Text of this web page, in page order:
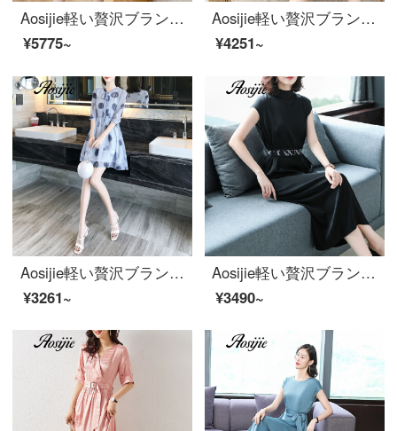
Aosijie軽い贅沢ブランドの婦人服の重さはシルクプリントのワンピース女性の2020夏の新型の腰を収めて明らかにやせて腹の中で長い項の桑蚕糸のスカートの黒色Lを遮ります。
¥5775~
Aosijie軽い贅沢ブランドの婦人服の網網の花の小さいVネックのワンピース2020夏の新型は腰を収めて明らかにやせている熟している風があって尻のスカートの気質の女神範一歩のスカートのピクチャーの色Mを包みます。
¥4251~
Aosijie軽い贅沢ブランドの婦人服プリントのシフォンのワンピース2020新型の婦人服はとても仙のフランスの小さい衆のキキョウのスカートはファッション的です。
¥3261~
Aosijie軽い贅沢ブランドの婦人服の小さい襟の半袖のシルクのワンピースの女性2020夏の新型の気質は腰を収めて明らかにやせているファッションの中で長いスカートのドレスのスカートの黒色Lを現します。
¥3490~